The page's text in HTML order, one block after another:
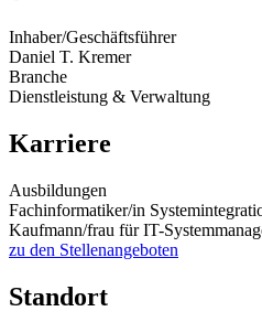
Inhaber/Geschäftsführer
Daniel T. Kremer
Branche
Dienstleistung & Verwaltung
Karriere
Ausbildungen
Fachinformatiker/in
Kaufmann/frau für IT-
zu den Stellenangeboten
Standort